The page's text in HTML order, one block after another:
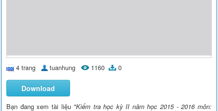
4 trang tuanhung 1160 0
Download
Bạn đang xem tài liệu "Kiểm tra học kỳ II năm học 2015 - 2016 môn: